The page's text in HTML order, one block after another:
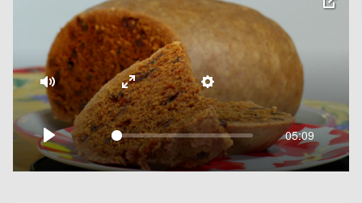
Play
05:09
Mute Settings
Enter
fullscreen
toggle